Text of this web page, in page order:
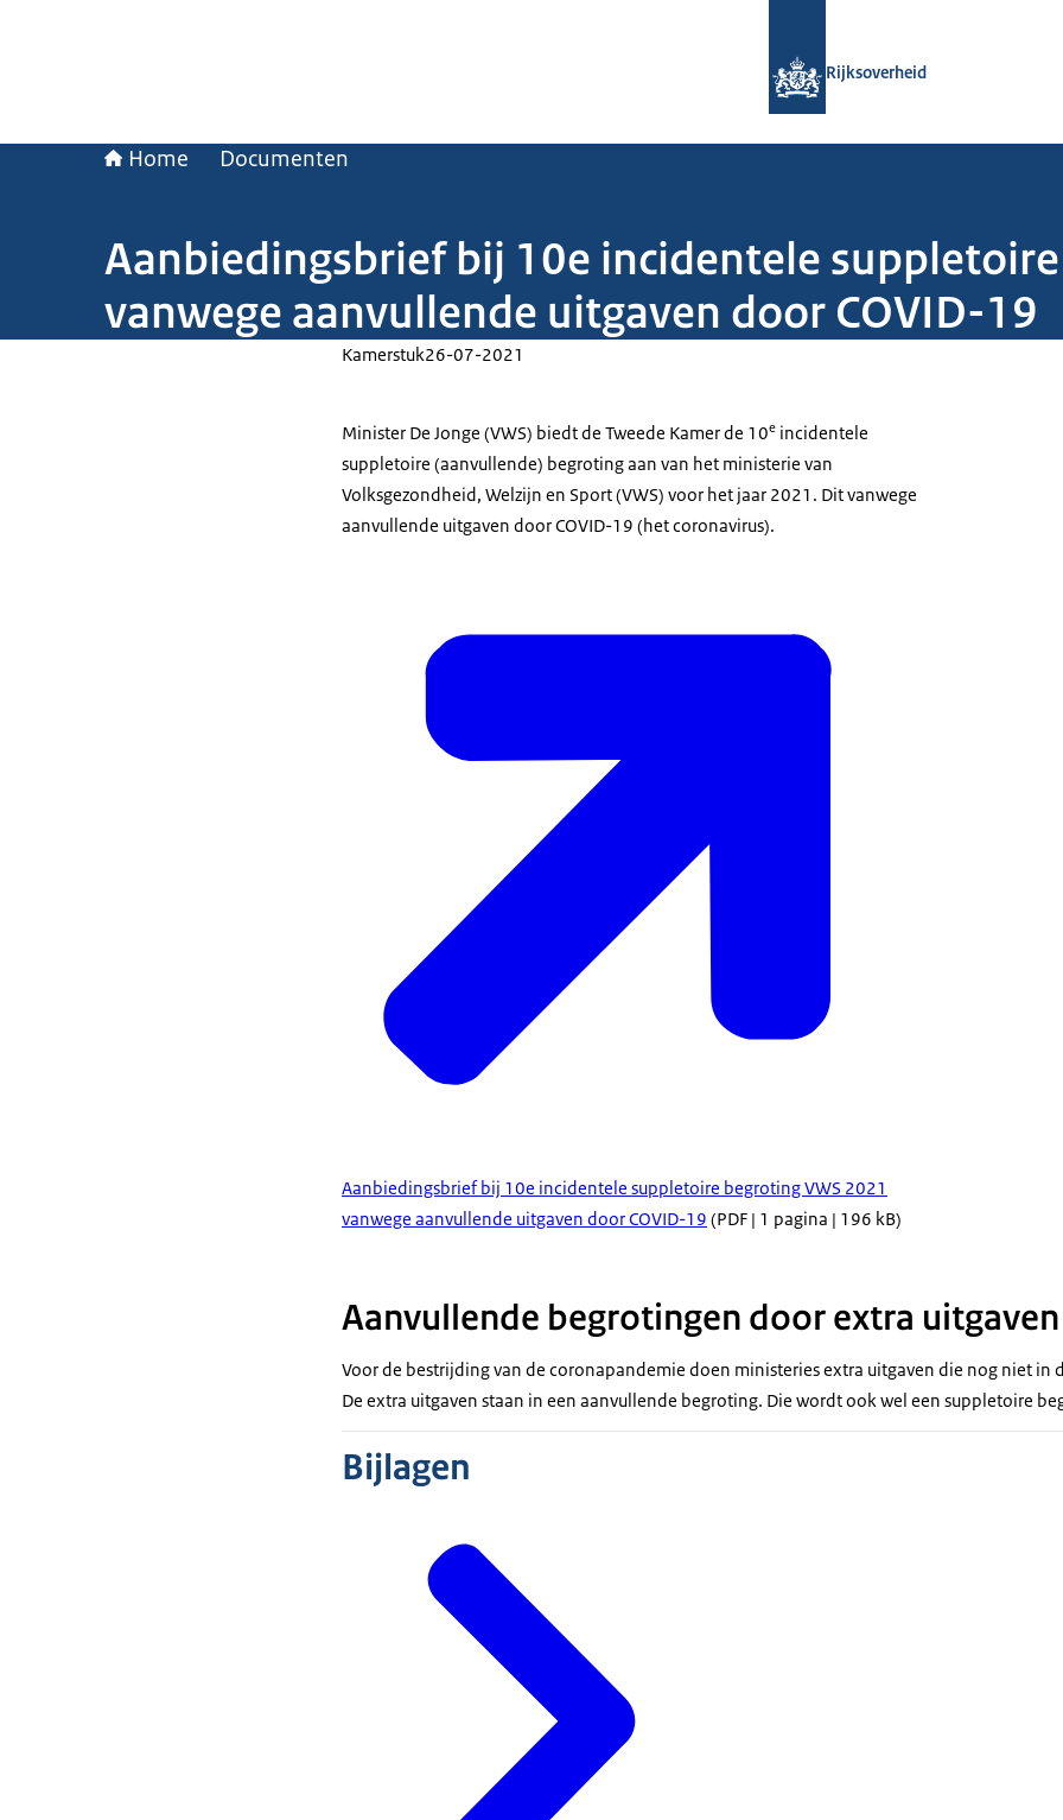
Rijksoverheid
Home Documenten
Aanbiedingsbrief bij 10e incidentele
vanwege aanvullende uitgaven door COVID-19
Kamerstuk26-07-2021
Minister De Jonge (VWS) biedt de Tweede Kamer de 10e incidentele
suppletoire (aanvullende) begroting aan van het ministerie van
Volksgezondheid, Welzijn en Sport (VWS) voor het jaar 2021. Dit vanwege
aanvullende uitgaven door COVID-19 (het coronavirus).
Aanbiedingsbrief bij 10e incidentele suppletoire begroting VWS 2021
vanwege aanvullende uitgaven door COVID-19 (PDF | 1 pagina | 196 kB)
Aanvullende begrotingen door extra uitgaven
Voor de bestrijding van de coronapandemie doen ministeries extra uitgaven die nog niet in
De extra uitgaven staan in een aanvullende begroting. Die wordt ook wel een suppletoire
Bijlagen